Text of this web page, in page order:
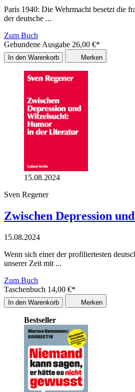
Paris 1940: Die Wehrmacht besetzt die
der deutsche ...
Zum Buch
Gebundene Ausgabe 26,00 €*
In den Warenkorb Merken
15.08.2024
Sven Regener
Zwischen Depression
15.08.2024
Wenn sich einer der profiliertesten
unserer Zeit mit ...
Zum Buch
Taschenbuch 14,00 €*
In den Warenkorb Merken
Bestseller